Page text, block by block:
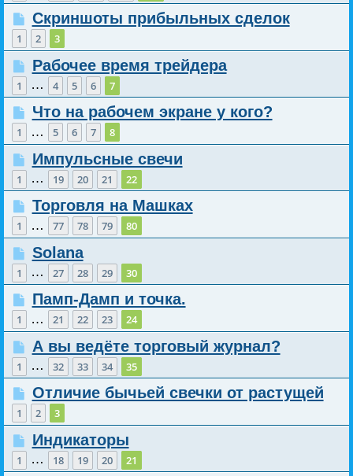
Скриншоты прибыльных сделок
1 2 3
Рабочее время трейдера
1 … 4 5 6 7
Что на рабочем экране у кого?
1 … 5 6 7 8
Импульсные свечи
1 … 19 20 21 22
Торговля на Машках
1 … 77 78 79 80
Solana
1 … 27 28 29 30
Памп-Дамп и точка.
1 … 21 22 23 24
А вы ведёте торговый журнал?
1 … 32 33 34 35
Отличие бычьей свечки от растущей
1 2 3
Индикаторы
1 … 18 19 20 21